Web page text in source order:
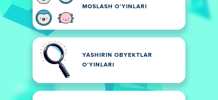
MOSLASH OʻYINLARI
YASHIRIN OBYEKTLAR
OʻYINLARI